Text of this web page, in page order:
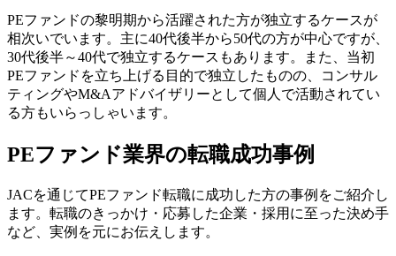
PEファンドの黎明期から活躍された方が独立するケースが
相次いでいます。主に40代後半から50代の方が中心ですが、
30代後半～40代で独立するケースもあります。また、当初
PEファンドを立ち上げる目的で独立したものの、コンサル
ティングやM&Aアドバイザリーとして個人で活動されてい
る方もいらっしゃいます。
PEファンド業界の転職成功事例
JACを通じてPEファンド転職に成功した方の事例をご紹介し
ます。転職のきっかけ・応募した企業・採用に至った決め手
など、実例を元にお伝えします。